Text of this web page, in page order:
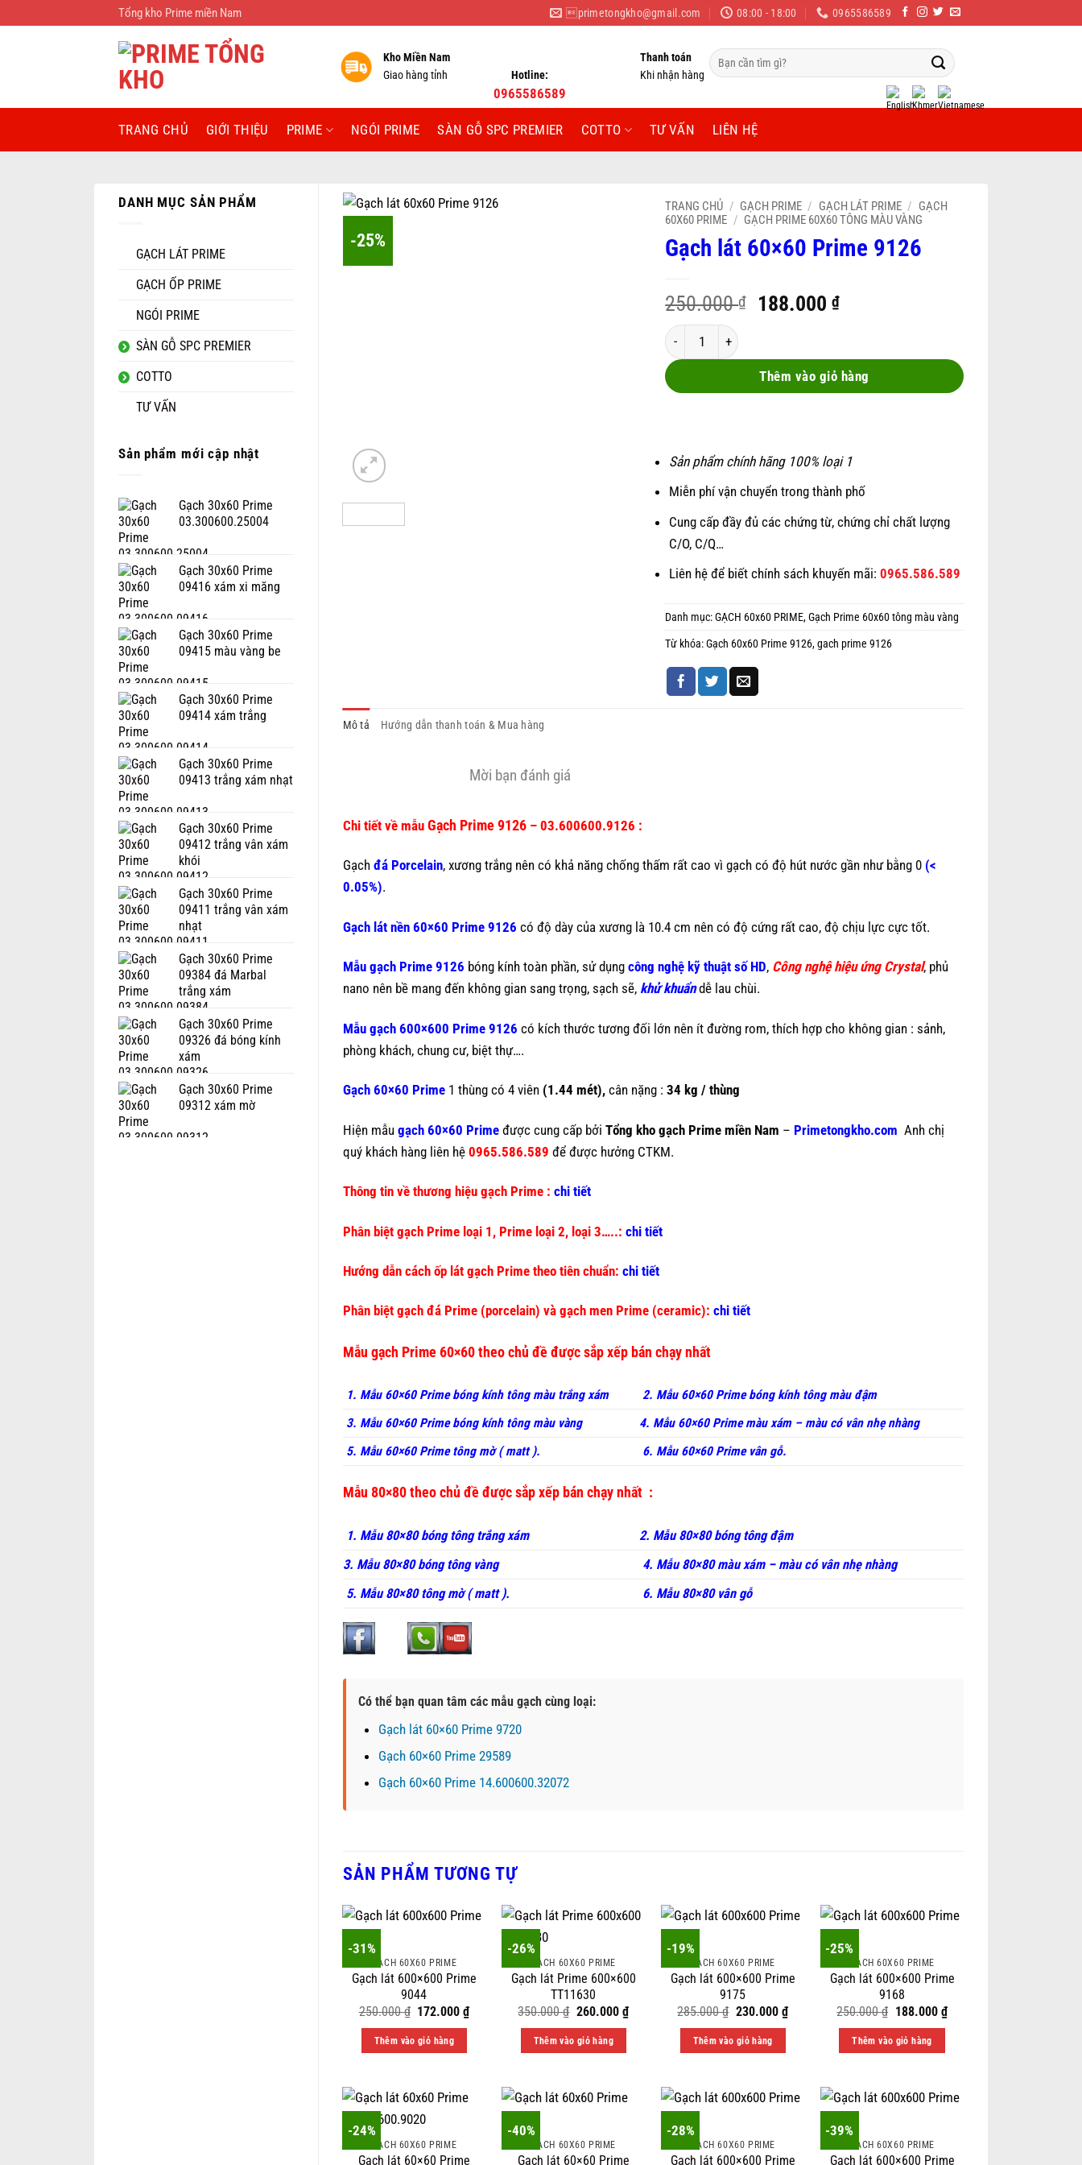
Tổng kho Prime miền Nam primetongkho@gmail.com 08:00 - 18:00 0965586589
Kho Miền Nam
Giao hàng tỉnh
Hotline:
0965586589
Thanh toán
Khi nhận hàng
Tìm
kiếm:
TRANG CHỦ GIỚI THIỆU PRIME NGÓI PRIME SÀN GỖ SPC PREMIER COTTO TƯ VẤN LIÊN HỆ
DANH MỤC SẢN PHẨM
GẠCH LÁT PRIME
GẠCH ỐP PRIME
NGÓI PRIME
SÀN GỖ SPC PREMIER
COTTO
TƯ VẤN
Sản phẩm mới cập nhật
Gạch 30x60 Prime
03.300600.25004
Gạch 30x60 Prime
09416 xám xi măng
Gạch 30x60 Prime
09415 màu vàng be
Gạch 30x60 Prime
09414 xám trắng
Gạch 30x60 Prime
09413 trắng xám nhạt
Gạch 30x60 Prime
09412 trắng vân xám
khói
Gạch 30x60 Prime
09411 trắng vân xám
nhạt
Gạch 30x60 Prime
09384 đá Marbal
trắng xám
Gạch 30x60 Prime
09326 đá bóng kính
xám
Gạch 30x60 Prime
09312 xám mờ
-25%
TRANG CHỦ / GẠCH PRIME / GẠCH LÁT PRIME / GẠCH
60X60 PRIME / GẠCH PRIME 60X60 TÔNG MÀU VÀNG
Gạch lát 60×60 Prime 9126
250.000₫
Original
250.000 ₫.
188.000₫Current
188.000 ₫.
Gạch lát 60x60 Prime 9126 số lượng
Thêm vào giỏ hàng
Sản phẩm chính hãng 100% loại 1
Miễn phí vận chuyển trong thành phố
Cung cấp đầy đủ các chứng từ, chứng chỉ chất lượng
C/O, C/Q…
Liên hệ để biết chính sách khuyến mãi:0965.586.589
Danh mục:GẠCH 60x60 PRIME,Gạch Prime 60x60 tông màu vàng
Từ khóa:Gạch 60x60 Prime 9126,gach prime 9126
Mô tả Hướng dẫn thanh toán & Mua hàng
Mời bạn đánh giá
Chi tiết về mẫu Gạch Prime 9126– 03.600600.9126 :
Gạch đá Porcelain, xương trắng nên có khả năng chống thấm rất cao vì gạch có độ hút nước gần như bằng 0(<
0.05%).
Gạch lát nền 60×60 Prime 9126 có độ dày của xương là 10.4 cm nên có độ cứng rất cao, độ chịu lực cực tốt.
Mẫu gạch Prime 9126 bóng kính toàn phần, sử dụng công nghệ kỹ thuật số HD, Công nghệ hiệu ứng Crystal, phủ
nano nên bề mang đến không gian sang trọng, sạch sẽ, khử khuẩn dễ lau chùi.
Mẫu gạch 600×600 Prime 9126 có kích thước tương đối lớn nên ít đường rom, thích hợp cho không gian : sảnh,
phòng khách, chung cư, biệt thự….
Gạch 60×60 Prime1 thùng có 4 viên (1.44 mét),cân nặng : 34 kg / thùng
Hiện mẫu gạch 60×60 Prime được cung cấp bởi Tổng kho gạch Prime miền Nam – Primetongkho.com Anh chị
quý khách hàng liên hệ 0965.586.589 để được hưởng CTKM.
Thông tin về thương hiệu gạch Prime : chi tiết
Phân biệt gạch Prime loại 1, Prime loại 2, loại 3…..: chi tiết
Hướng dẫn cách ốp lát gạch Prime theo tiên chuẩn: chi tiết
Phân biệt gạch đá Prime (porcelain) và gạch men Prime (ceramic): chi tiết
Mẫu gạch Prime 60×60 theo chủ đề được sắp xếp bán chạy nhất
1. Mẫu 60×60 Prime bóng kính tông màu trắng xám
2. Mẫu 60×60 Prime bóng kính tông màu đậm
3. Mẫu 60×60 Prime bóng kính tông màu vàng
4. Mẫu 60×60 Prime màu xám – màu có vân nhẹ nhàng
5. Mẫu 60×60 Prime tông mờ ( matt ).
6. Mẫu 60×60 Prime vân gỗ.
Mẫu 80×80 theo chủ đề được sắp xếp bán chạy nhất :
1. Mẫu 80×80 bóng tông trắng xám
2. Mẫu 80×80 bóng tông đậm
3. Mẫu 80×80 bóng tông vàng
4. Mẫu 80×80 màu xám – màu có vân nhẹ nhàng
5. Mẫu 80×80 tông mờ ( matt ).
6. Mẫu 80×80 vân gỗ
Có thể bạn quan tâm các mẫu gạch cùng loại:
Gạch lát 60×60 Prime 9720
Gạch 60×60 Prime 29589
Gạch 60×60 Prime 14.600600.32072
SẢN PHẨM TƯƠNG TỰ
-31%
GẠCH 60X60 PRIME
Gạch lát 600×600 Prime
9044
250.000₫ Original
was:
250.000 ₫.
172.000₫Current
price
Thêm vào giỏ hàng
-26%
GẠCH 60X60 PRIME
Gạch lát Prime 600×600
TT11630
350.000₫ Original
was:
350.000 ₫.
260.000₫Current
price
Thêm vào giỏ hàng
-19%
GẠCH 60X60 PRIME
Gạch lát 600×600 Prime
9175
285.000₫ Original
was:
285.000 ₫.
230.000₫Current
price
Thêm vào giỏ hàng
-25%
GẠCH 60X60 PRIME
Gạch lát 600×600 Prime
9168
250.000₫ Original
was:
250.000 ₫.
188.000 ₫Current
price
Thêm vào giỏ hàng
-24%
GẠCH 60X60 PRIME
Gạch lát 60×60 Prime
-40%
GẠCH 60X60 PRIME
Gạch lát 60×60 Prime
-28%
GẠCH 60X60 PRIME
Gạch lát 600×600 Prime
-39%
GẠCH 60X60 PRIME
Gạch lát 600×600 Prime